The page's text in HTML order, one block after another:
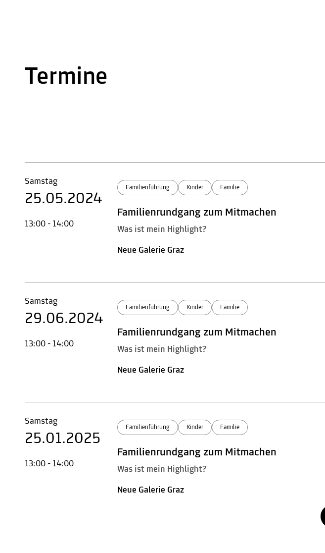
Termine
Samstag
25.05.2024
13:00 - 14:00
Familienführung Kinder Familie
Familienrundgang zum Mitmachen
Was ist mein Highlight?
Neue Galerie Graz
Samstag
29.06.2024
13:00 - 14:00
Familienführung Kinder Familie
Familienrundgang zum Mitmachen
Was ist mein Highlight?
Neue Galerie Graz
Samstag
25.01.2025
13:00 - 14:00
Familienführung Kinder Familie
Familienrundgang zum Mitmachen
Was ist mein Highlight?
Neue Galerie Graz